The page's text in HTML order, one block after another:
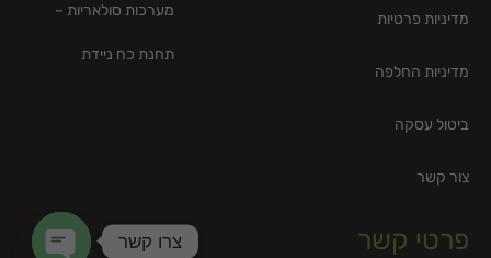
מדיניות פרטיות
מדיניות החלפה
ביטול עסקה
צור קשר
מערכות סולאריות –
תחנת כח ניידת
פרטי קשר צרו קשר